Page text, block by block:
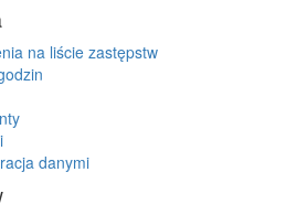
na liście zastępstw
danymi